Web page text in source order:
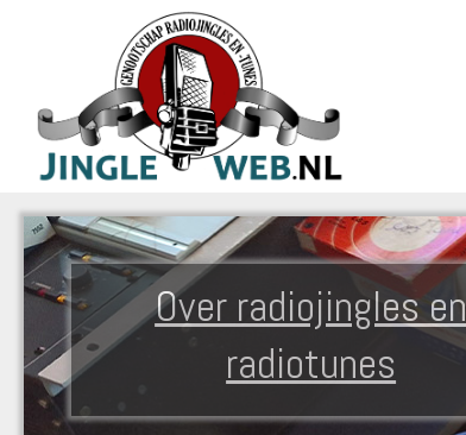
Over radiojingles en
radiotunes